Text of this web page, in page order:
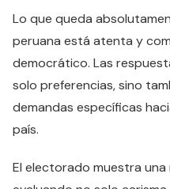
Lo que queda
peruana está atenta y
democrático. Las
solo preferencias, sino
demandas específicas
país.
El electorado muestra